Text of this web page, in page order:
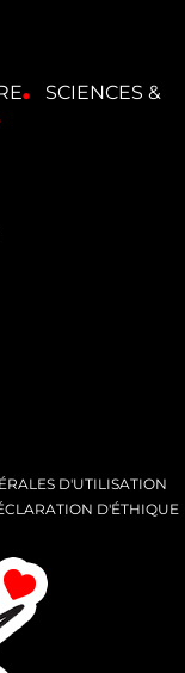
SCIENCES &
D'UTILISATION
D'ÉTHIQUE